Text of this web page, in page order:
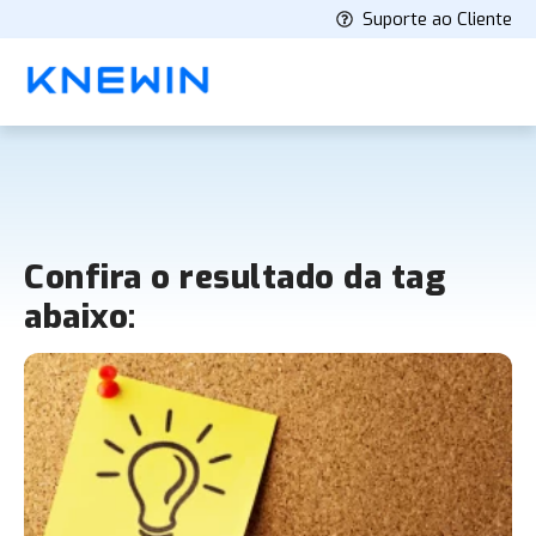
Suporte ao Cliente
Confira o resultado da tag
abaixo: